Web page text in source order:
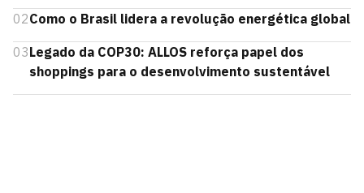
02Como o Brasil lidera a revolução energética global
03Legado da COP30: ALLOS reforça papel dos
shoppings para o desenvolvimento sustentável